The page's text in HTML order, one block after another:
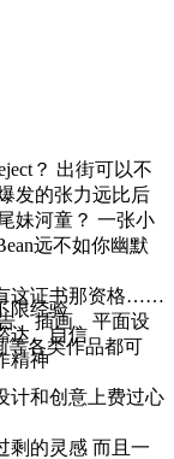
？ 出街可以不
发的张力远比后
妹河童？ 一张小
远不如你幽默
这证书那资格……
、插画、平面设
等各类作品都可
计和创意上费过心
剩的灵感 而且一
限经验
达、自信
精神